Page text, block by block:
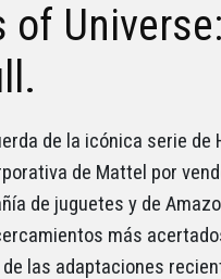
of
de la icónica serie
de Mattel por
de juguetes y de
más
las adaptaciones